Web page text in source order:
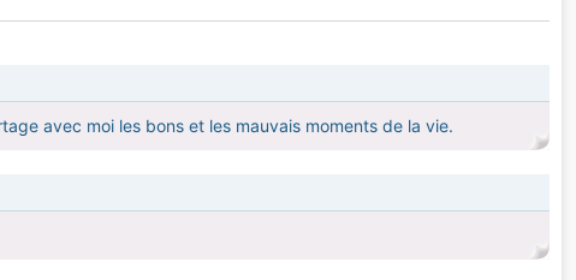
avec moi les bons et les mauvais moments de la vie.